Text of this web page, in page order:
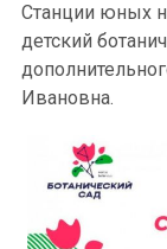
Станции юных
детский
Ивановна.